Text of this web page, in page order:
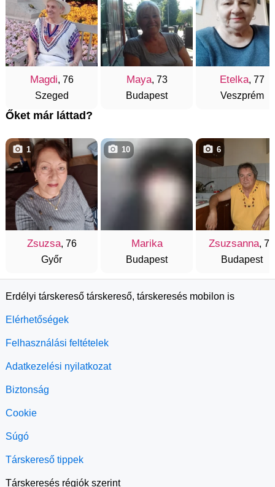
Magdi, 76
Szeged
Maya, 73
Budapest
Etelka, 77
Veszprém
Őket már láttad?
Zsuzsa, 76
Győr
1
Marika
Budapest
10
Zsuzsanna, 73
Budapest
6
Erdélyi társkereső társkereső, társkeresés mobilon is
Elérhetőségek
Felhasználási feltételek
Adatkezelési nyilatkozat
Biztonság
Cookie
Súgó
Társkereső tippek
Társkeresés régiók szerint